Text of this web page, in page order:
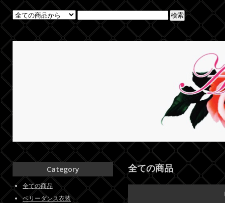
全ての商品
Category
全ての商品
ベリーダンス衣装